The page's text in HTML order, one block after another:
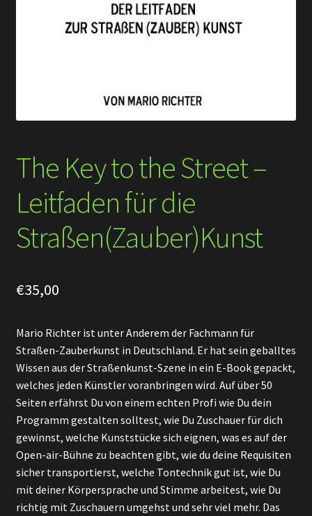
The Key to the Street –
Leitfaden für die
Straßen(Zauber)Kunst
€35,00
Mario Richter ist unter Anderem der Fachmann für
Straßen-Zauberkunst in Deutschland. Er hat sein geballtes
Wissen aus der Straßenkunst-Szene in ein E-Book gepackt,
welches jeden Künstler voranbringen wird. Auf über 50
Seiten erfährst Du von einem echten Profi wie Du dein
Programm gestalten solltest, wie Du Zuschauer für dich
gewinnst, welche Kunststücke sich eignen, was es auf der
Open-air-Bühne zu beachten gibt, wie du deine Requisiten
sicher transportierst, welche Tontechnik gut ist, wie Du
mit deiner Körpersprache und Stimme arbeitest, wie Du
richtig mit Zuschauern umgehst und sehr viel mehr. Das